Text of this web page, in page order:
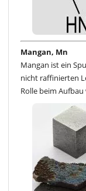
Mangan, Mn
Mangan ist ein
nicht raffinierten
Rolle beim